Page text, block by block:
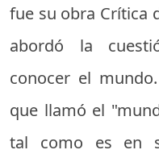
fue su obra Crítica
abordó la
conocer el
que llamó el
tal como es en